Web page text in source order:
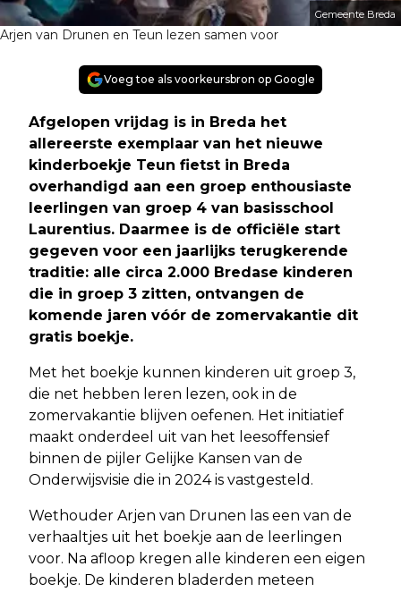
Gemeente Breda
Arjen van Drunen en Teun lezen samen voor
Voeg toe als voorkeursbron op Google
Afgelopen vrijdag is in Breda het
allereerste exemplaar van het nieuwe
kinderboekje Teun fietst in Breda
overhandigd aan een groep enthousiaste
leerlingen van groep 4 van basisschool
Laurentius. Daarmee is de officiële start
gegeven voor een jaarlijks terugkerende
traditie: alle circa 2.000 Bredase kinderen
die in groep 3 zitten, ontvangen de
komende jaren vóór de zomervakantie dit
gratis boekje.
Met het boekje kunnen kinderen uit groep 3,
die net hebben leren lezen, ook in de
zomervakantie blijven oefenen. Het initiatief
maakt onderdeel uit van het leesoffensief
binnen de pijler Gelijke Kansen van de
Onderwijsvisie die in 2024 is vastgesteld.
Wethouder Arjen van Drunen las een van de
verhaaltjes uit het boekje aan de leerlingen
voor. Na afloop kregen alle kinderen een eigen
boekje. De kinderen bladerden meteen